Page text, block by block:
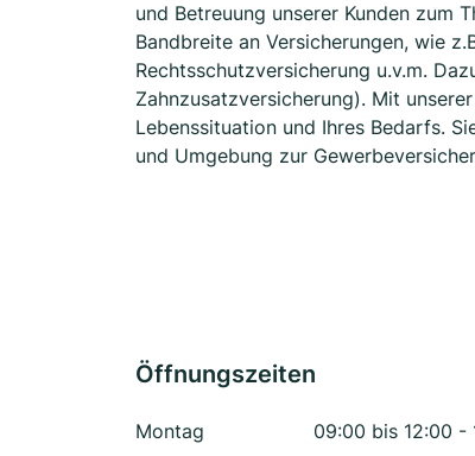
und Betreuung unserer Kunden zum
Bandbreite an Versicherungen, wie
Rechtsschutzversicherung u.v.m.
Zahnzusatzversicherung). Mit
Lebenssituation und Ihres Bedarfs.
und Umgebung zur
Öffnungszeiten
Montag
09:00 bis 12:00 -